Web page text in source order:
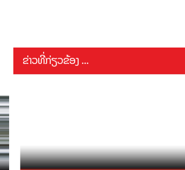
ຂ່າວທີ່ກ່ຽວຂ້ອງ ...